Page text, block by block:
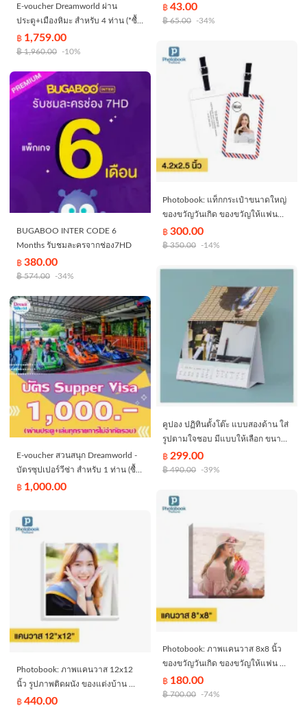
E-voucher Dreamworld ผ่าน
ประตู+เมืองหิมะ สำหรับ 4 ท่าน (*ซื้อ
แล้วไม่สามารถยกเลิกได้)
฿ 1,759.00
฿1,960.00 -10%
BUGABOO INTER CODE 6
Months รับชมละครจากช่อง7HD
฿ 380.00
฿574.00 -34%
E-voucher สวนสนุก Dreamworld -
บัตรซุปเปอร์วีซ่า สำหรับ 1 ท่าน (ซื้อ
แล้วไม่สามารถยกเลิกได้)
฿ 1,000.00
Photobook: ภาพแคนวาส 12x12
นิ้ว รูปภาพติดผนัง ของแต่งบ้าน ทำ
ด้วยรูปที่คุณเลือกเอง
฿ 440.00
฿43.00
฿65.00 -34%
Photobook: แท็กกระเป๋าขนาดใหญ่
ของขวัญวันเกิด ของขวัญให้แฟน
แต่งเองด้วยรูปของคุณ
฿300.00
฿350.00 -14%
คูปอง ปฏิทินตั้งโต๊ะ แบบสองด้าน ใส่
รูปตามใจชอบ มีแบบให้เลือก ขนาด
6x8 นิ้ว จำนวน 13 แผ่นรวมปก By
EASTBOURNE
฿ 299.00
฿490.00 -39%
Photobook: ภาพแคนวาส 8x8 นิ้ว
ของขวัญวันเกิด ของขวัญให้แฟน ทำ
ด้วยรูปที่คุณเลือกเอง
฿ 180.00
฿700.00 -74%